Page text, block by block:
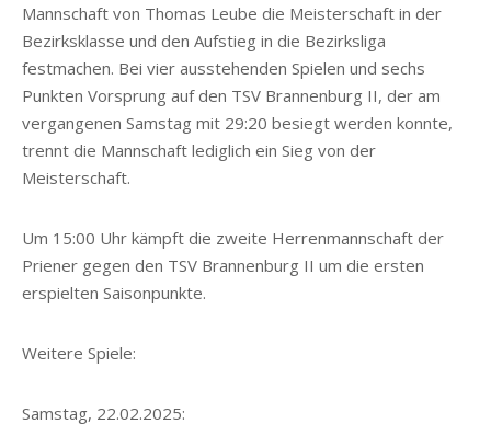
Mannschaft von Thomas Leube die Meisterschaft in der
Bezirksklasse und den Aufstieg in die Bezirksliga
festmachen. Bei vier ausstehenden Spielen und sechs
Punkten Vorsprung auf den TSV Brannenburg II, der am
vergangenen Samstag mit 29:20 besiegt werden konnte,
trennt die Mannschaft lediglich ein Sieg von der
Meisterschaft.
Um 15:00 Uhr kämpft die zweite Herrenmannschaft der
Priener gegen den TSV Brannenburg II um die ersten
erspielten Saisonpunkte.
Weitere Spiele:
Samstag, 22.02.2025: